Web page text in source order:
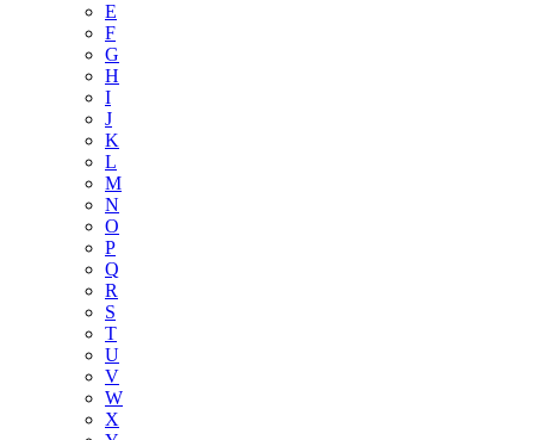
E
F
G
H
I
J
K
L
M
N
O
P
Q
R
S
T
U
V
W
X